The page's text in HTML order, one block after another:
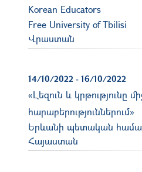
Korean Educators
Free University of Tbilisi
Վրաստան
14/10/2022 - 16/10/2022
«Լեզուն և կրթությունը
հարաբերություններում»
Երևանի պետական
Հայաստան